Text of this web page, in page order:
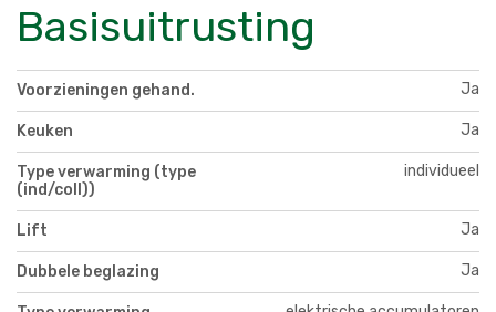
Basisuitrusting
Voorzieningen gehand. Ja
Keuken Ja
Type verwarming (type
(ind/coll))
individueel
Lift Ja
Dubbele beglazing Ja